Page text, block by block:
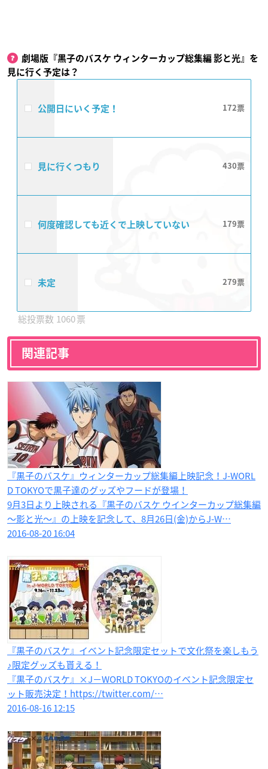
劇場版『黒子のバスケ ウィンターカップ総集編 影と光』を
見に行く予定は？
公開日にいく予定！ 172
見に行くつもり 430
何度確認しても近くで上映していない 179
未定 279
1060
関連記事
『黒子のバスケ』ウィンターカップ総集編上映記念！J-WORL
D TOKYOで黒子達のグッズやフードが登場！
9月3日より上映される『黒子のバスケ ウインターカップ総集編
～影と光～』の上映を記念して、8月26日(金)からJ-W…
2016-08-20 16:04
『黒子のバスケ』イベント記念限定セットで文化祭を楽しもう
♪限定グッズも貰える！
『黒子のバスケ』×J−WORLD TOKYOのイベント記念限定セ
ット販売決定！https://twitter.com/…
2016-08-16 12:15